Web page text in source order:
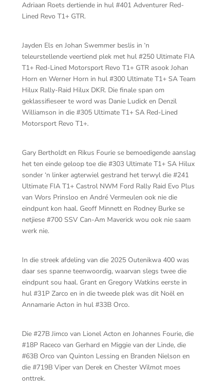
Adriaan Roets dertiende in hul #401 Adventurer Red-
Lined Revo T1+ GTR.
Jayden Els en Johan Swemmer beslis in ‘n
teleurstellende veertiend plek met hul #250 Ultimate FIA
T1+ Red-Lined Motorsport Revo T1+ GTR asook Johan
Horn en Werner Horn in hul #300 Ultimate T1+ SA Team
Hilux Rally-Raid Hilux DKR. Die finale span om
geklassifieseer te word was Danie Ludick en Denzil
Williamson in die #305 Ultimate T1+ SA Red-Lined
Motorsport Revo T1+.
Gary Bertholdt en Rikus Fourie se bemoedigende aanslag
het ten einde geloop toe die #303 Ultimate T1+ SA Hilux
sonder ‘n linker agterwiel gestrand het terwyl die #241
Ultimate FIA T1+ Castrol NWM Ford Rally Raid Evo Plus
van Wors Prinsloo en André Vermeulen ook nie die
eindpunt kon haal. Geoff Minnett en Rodney Burke se
netjiese #700 SSV Can-Am Maverick wou ook nie saam
werk nie.
In die streek afdeling van die 2025 Outenikwa 400 was
daar ses spanne teenwoordig, waarvan slegs twee die
eindpunt sou haal. Grant en Gregory Watkins eerste in
hul #31P Zarco en in die tweede plek was dit Noël en
Annamarie Acton in hul #33B Orco.
Die #27B Jimco van Lionel Acton en Johannes Fourie, die
#18P Raceco van Gerhard en Miggie van der Linde, die
#63B Orco van Quinton Lessing en Branden Nielson en
die #719B Viper van Derek en Chester Wilmot moes
onttrek.